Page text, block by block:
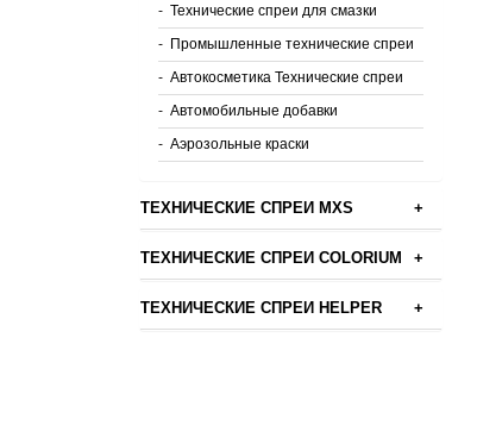
- Технические спреи для смазки
- Промышленные технические спреи
- Автокосметика Технические спреи
- Автомобильные добавки
- Аэрозольные краски
+
ТЕХНИЧЕСКИЕ СПРЕИ MXS
+
ТЕХНИЧЕСКИЕ СПРЕИ COLORIUM
+
ТЕХНИЧЕСКИЕ СПРЕИ HELPER